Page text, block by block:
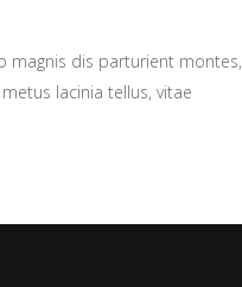
magnis dis parturient montes,
lacinia tellus, vitae